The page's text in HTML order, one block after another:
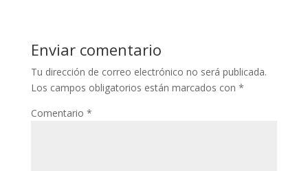
Enviar comentario
Tu dirección de correo electrónico no será publicada.
Los campos obligatorios están marcados con *
Comentario *